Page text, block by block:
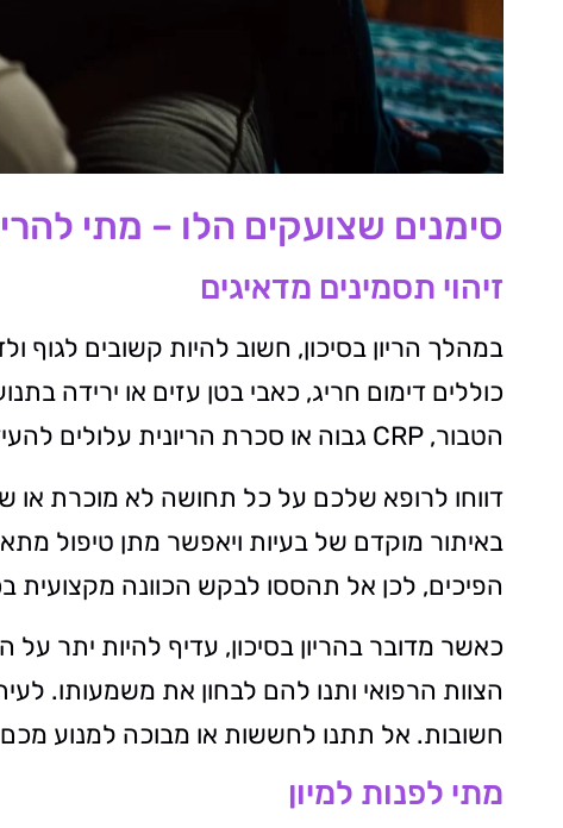
סימנים שצועקים הלו – מתי
זיהוי תסמינים מדאיגים
במהלך הריון בסיכון, חשוב להיות קשובים לגוף
כוללים דימום חריג, כאבי בטן עזים או ירידה
הטבור, CRP גבוה או סכרת הריונית עלולים להעיד על סיבוכים פוטנציאליים.
דווחו לרופא שלכם על כל תחושה לא מוכרת או
באיתור מוקדם של בעיות ויאפשר מתן טיפול
הפיכים, לכן אל תהססו לבקש הכוונה
כאשר מדובר בהריון בסיכון, עדיף להיות יתר
הצוות הרפואי ותנו להם לבחון את משמעותו.
חשובות. אל תתנו לחששות או מבוכה למנוע
מתי לפנות למיון